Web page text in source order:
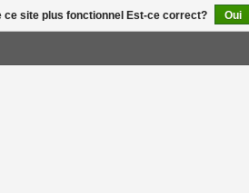
site plus fonctionnel Est-ce correct? Oui